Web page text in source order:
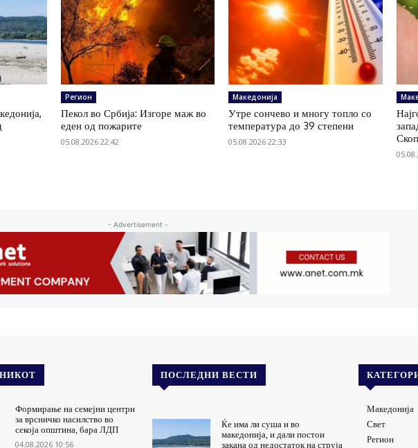
Регион
Пекол во Србија: Изгоре маж во
еден од пожарите
05.08.2026 22:42
Македонија
Утре сончево и многу топло со
температура до 39 степени
05.08.2026 22:33
- Advertisement -
Формирање на семејни центри
за врсничко насилство во
секоја општина, бара ЛДП
04.08.2026 10:56
ПОСЛЕДНИ ВЕСТИ
Ќе има ли суша и во
македонија, и дали постои
закана од недостаток на струја
Македонија
Свет
Регион